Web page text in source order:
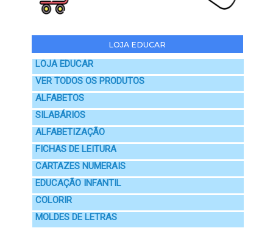
LOJA EDUCAR
LOJA EDUCAR
VER TODOS OS PRODUTOS
ALFABETOS
SILABÁRIOS
ALFABETIZAÇÃO
FICHAS DE LEITURA
CARTAZES NUMERAIS
EDUCAÇÃO INFANTIL
COLORIR
MOLDES DE LETRAS